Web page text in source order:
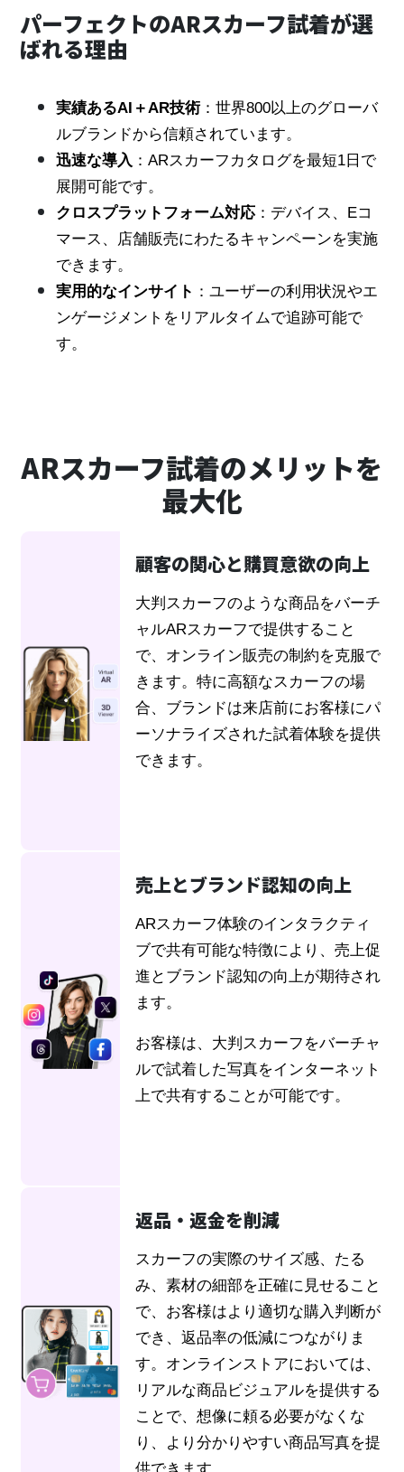
パーフェクトのARスカーフ試着が選
ばれる理由
実績あるAI＋AR技術：世界800以上のグローバ
ルブランドから信頼されています。
迅速な導入 ：ARスカーフカタログを最短1日で
展開可能です。
クロスプラットフォーム対応：デバイス、Eコ
マース、店舗販売にわたるキャンペーンを実施
できます。
実用的なインサイト ：ユーザーの利用状況やエ
ンゲージメントをリアルタイムで追跡可能で
す。
ARスカーフ試着のメリットを
最大化
顧客の関心と購買意欲の向上
大判スカーフのような商品をバーチ
ャルARスカーフで提供すること
で、オンライン販売の制約を克服で
きます。特に高額なスカーフの場
合、ブランドは来店前にお客様にパ
ーソナライズされた試着体験を提供
できます。
売上とブランド認知の向上
ARスカーフ体験のインタラクティ
ブで共有可能な特徴により、売上促
進とブランド認知の向上が期待され
ます。
お客様は、大判スカーフをバーチャ
ルで試着した写真をインターネット
上で共有することが可能です。
返品・返金を削減
スカーフの実際のサイズ感、たる
み、素材の細部を正確に見せること
で、お客様はより適切な購入判断が
でき、返品率の低減につながりま
す。オンラインストアにおいては、
リアルな商品ビジュアルを提供する
ことで、想像に頼る必要がなくな
り、より分かりやすい商品写真を提